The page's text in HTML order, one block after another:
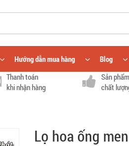
Hướng dẫn mua hàng Blog
Thanh toán
khi nhận hàng
Sản phẩm
chất
Lọ hoa ống